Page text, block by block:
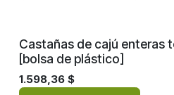
Castañas de cajú enteras
[bolsa de plástico]
1.598,36 $